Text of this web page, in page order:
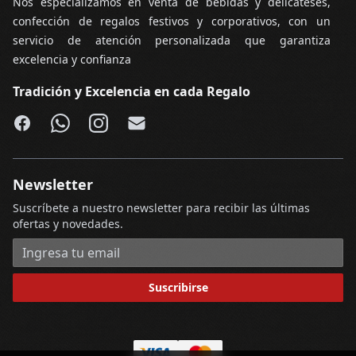
confección de regalos festivos y corporativos, con un
servicio de atención personalizada que garantiza
excelencia y confianza
Tradición y Excelencia en cada Regalo
Facebook
WhatsApp
Instagram
Email
Newsletter
Suscríbete a nuestro newsletter para recibir las últimas
ofertas y novedades.
Dirección de correo electrónico
Suscribirse